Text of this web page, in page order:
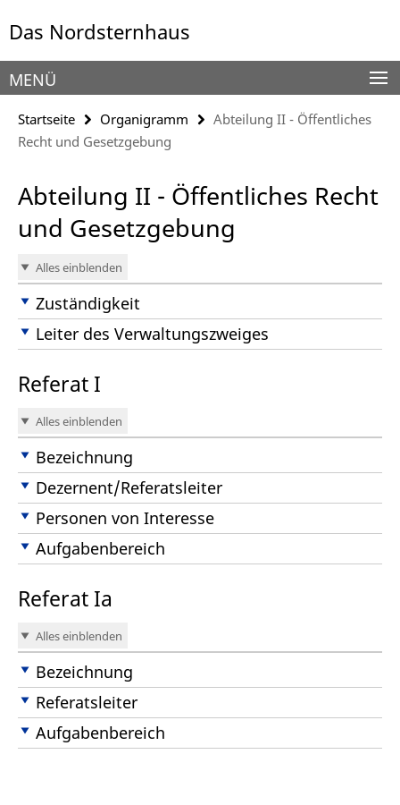
direkt
Inhalt
Das Nordsternhaus
Service-
Navigation
MENÜ
Startseite Organigramm
Abteilung II - Öffentliches
Recht und Gesetzgebung
Abteilung II - Öffentliches Recht
und Gesetzgebung
Alles einblenden
Zuständigkeit
Leiter des Verwaltungszweiges
Referat I
Alles einblenden
Bezeichnung
Dezernent/Referatsleiter
Personen von Interesse
Aufgabenbereich
Referat Ia
Alles einblenden
Bezeichnung
Referatsleiter
Aufgabenbereich